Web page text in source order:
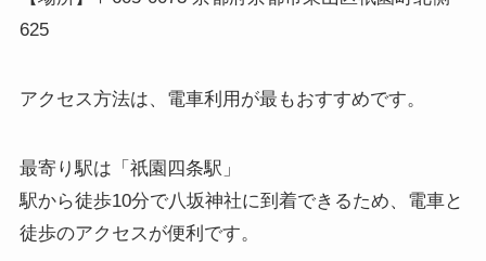
625
アクセス方法は、電車利用が最もおすすめです。
最寄り駅は「祇園四条駅」
駅から徒歩10分で八坂神社に到着できるため、電車と
徒歩のアクセスが便利です。